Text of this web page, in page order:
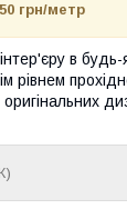
грн/метр
в будь-
рівнем